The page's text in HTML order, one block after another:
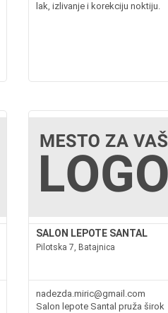
lak, izlivanje i korekciju noktiju.
SALON LEPOTE SANTAL
Pilotska 7, Batajnica
nadezda.miric@gmail.com
Salon lepote Santal pruža širok